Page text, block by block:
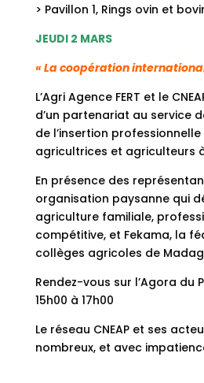
> Pavillon 1, Rings ovin et
JEUDI 2 MARS
« La coopération
L’Agri Agence FERT et le
d’un partenariat au service
de l’insertion
agricultrices et agriculteurs
En présence des
organisation paysanne qui
agriculture familiale,
compétitive, et Fekama, la
collèges agricoles de
Rendez-vous sur l’Agora du
15h00 à 17h00
Le réseau CNEAP et ses
nombreux, et avec